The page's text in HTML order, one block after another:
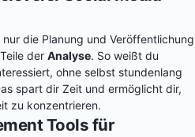
die Planung und Veröffentlichung
der Analyse. So weißt du
ohne selbst stundenlang
spart dir Zeit und ermöglicht dir,
zu konzentrieren.
Tools für